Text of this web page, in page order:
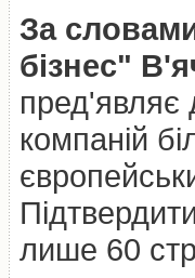
За
бізнес"
пред'являє
компаній
лише 60